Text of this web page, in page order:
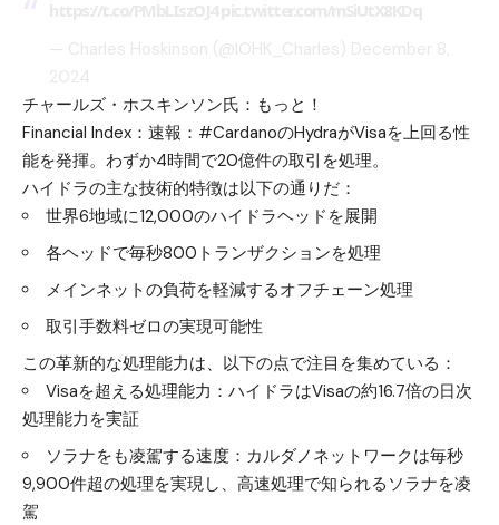
チャールズ・ホスキンソン氏：もっと！
Financial Index：速報：#CardanoのHydraがVisaを上回る性
能を発揮。わずか4時間で20億件の取引を処理。
ハイドラの主な技術的特徴は以下の通りだ：
世界6地域に12,000のハイドラヘッドを展開
各ヘッドで毎秒800トランザクションを処理
メインネットの負荷を軽減するオフチェーン処理
取引手数料ゼロの実現可能性
この革新的な処理能力は、以下の点で注目を集めている：
Visaを超える処理能力：ハイドラはVisaの約16.7倍の日次
処理能力を実証
ソラナをも凌駕する速度：カルダノネットワークは毎秒
9,900件超の処理を実現し、高速処理で知られるソラナを凌
駕